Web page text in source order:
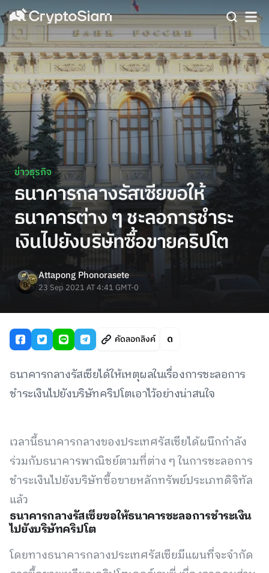
ข่าวธุรกิจ
ธนาคารกลางรัสเซียขอให้
ธนาคารต่าง ๆ ชะลอการชำระ
เงินไปยังบริษัทซื้อขายคริปโต
Attapong Phonorasete
23 Sep 2021 AT 4:41 GMT-0
คัดลอกลิงค์
ธนาคารกลางรัสเซียได้ให้เหตุผลในเรื่องการชะลอการ
ชำระเงินไปยังบริษัทคริปโตเอาไว้อย่างน่าสนใจ
เวลานี้ธนาคารกลางของประเทศรัสเซียได้ผนึกกำลัง
ร่วมกับธนาคารพาณิชย์ตามที่ต่าง ๆ ในการชะลอการ
ชำระเงินไปยังบริษัทซื้อขายหลักทรัพย์ประเภทดิจิทัล
แล้ว
ธนาคารกลางรัสเซียขอให้ธนาคารชะลอการชำระเงิน
ไปยังบริษัทคริปโต
โดยทางธนาคารกลางประเทศรัสเซียมีแผนที่จะจำกัด